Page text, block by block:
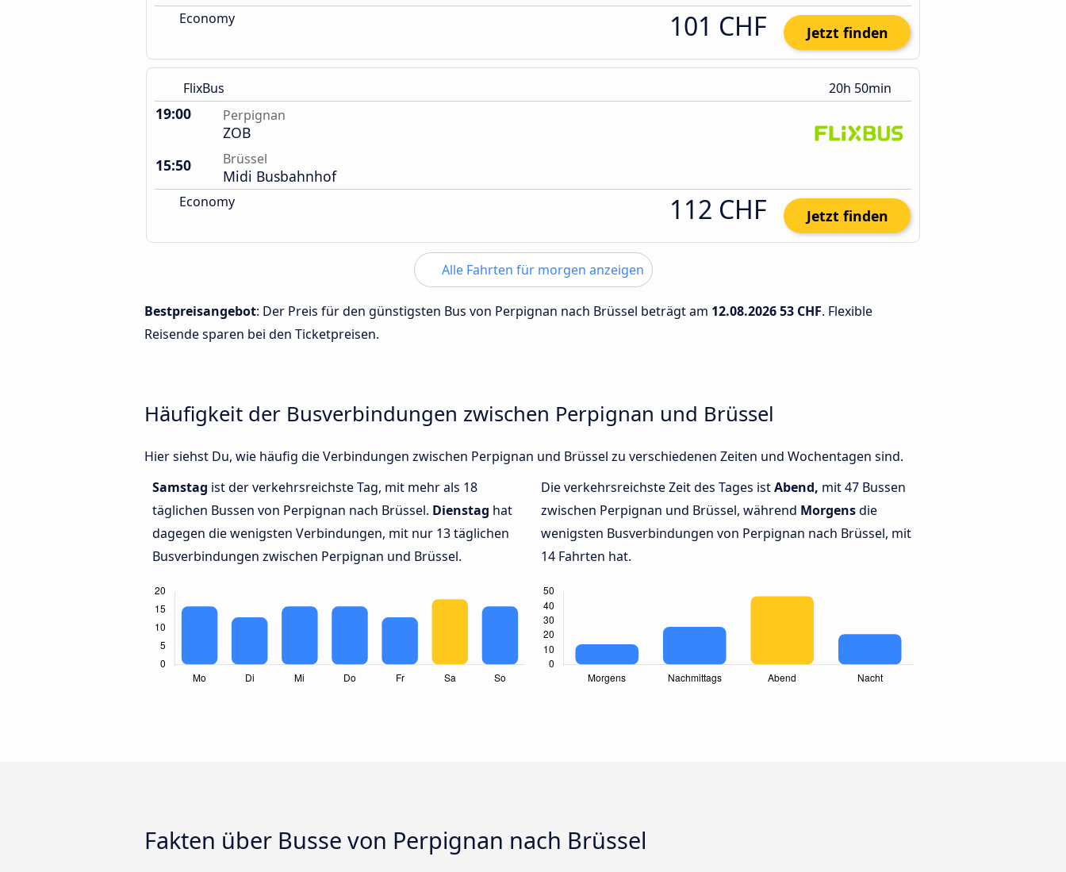
Economy 101 CHF Jetzt finden
FlixBus 20h 50min
19:00 Perpignan
ZOB
15:50
Brüssel
Midi Busbahnhof
Economy 112 CHF Jetzt finden
Alle Fahrten für morgen anzeigen
Bestpreisangebot: Der Preis für den günstigsten Bus von Perpignan nach Brüssel beträgt am 12.08.202653 CHF. Flexible
Reisende sparen bei den Ticketpreisen.
Häufigkeit der Busverbindungen zwischen Perpignan und Brüssel
Hier siehst Du, wie häufig die Verbindungen zwischen Perpignan und Brüssel zu verschiedenen Zeiten und Wochentagen sind.
Samstag ist der verkehrsreichste Tag, mit mehr als 18
täglichen Bussen von Perpignan nach Brüssel. Dienstag hat
dagegen die wenigsten Verbindungen, mit nur 13 täglichen
Busverbindungen zwischen Perpignan und Brüssel.
Die verkehrsreichste Zeit des Tages istAbend, mit 47 Bussen
zwischen Perpignan und Brüssel, während Morgensdie
wenigsten Busverbindungen von Perpignan nach Brüssel, mit
14 Fahrten hat.
Fakten über Busse von Perpignan nach Brüssel